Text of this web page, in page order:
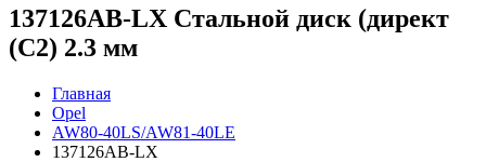
137126AB-LX Стальной диск (директ
(C2) 2.3 мм
Главная
Opel
AW80-40LS/AW81-40LE
137126AB-LX